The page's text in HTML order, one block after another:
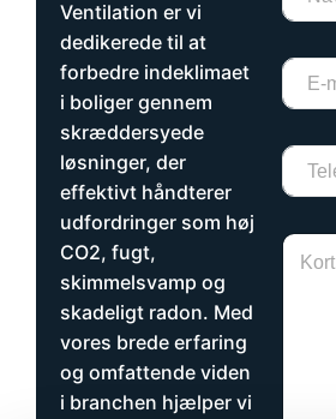
Ventilation er vi
dedikerede til at
forbedre indeklimaet
i boliger gennem
skræddersyede
løsninger, der
effektivt håndterer
udfordringer som høj
CO2, fugt,
skimmelsvamp og
skadeligt radon. Med
vores brede erfaring
og omfattende viden
i branchen hjælper vi
v
*
*
E
a
l
*
T
fH